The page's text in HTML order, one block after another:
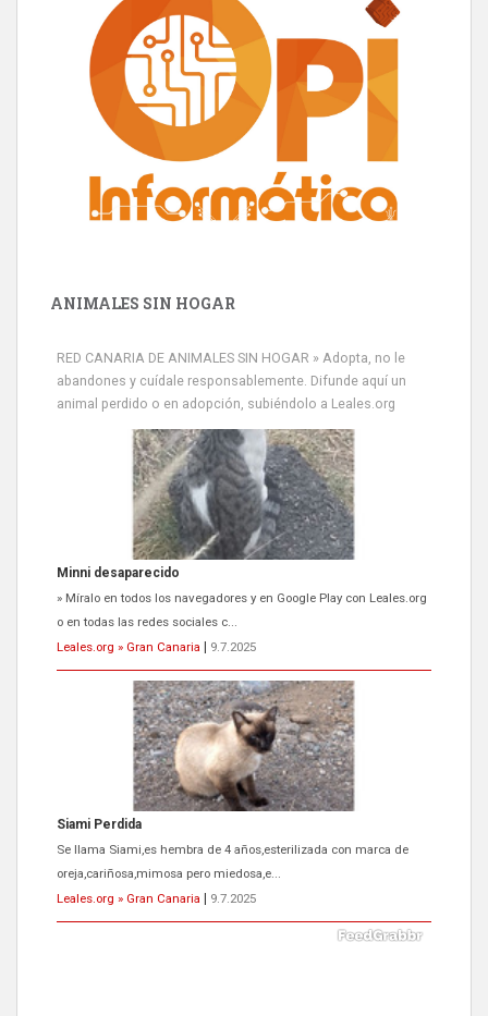
ANIMALES SIN HOGAR
RED CANARIA DE ANIMALES SIN HOGAR » Adopta, no le
abandones y cuídale responsablemente. Difunde aquí un
animal perdido o en adopción, subiéndolo a Leales.org
Minni desaparecido
» Míralo en todos los navegadores y en Google Play con Leales.org
o en todas las redes sociales c...
Leales.org » Gran Canaria
9.7.2025
Siami Perdida
Se llama Siami,es hembra de 4 años,esterilizada con marca de
oreja,cariñosa,mimosa pero miedosa,e...
Leales.org » Gran Canaria
9.7.2025